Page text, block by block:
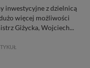
inwestycyjne z dzielnicą
więcej możliwości
Giżycka, Wojciech...